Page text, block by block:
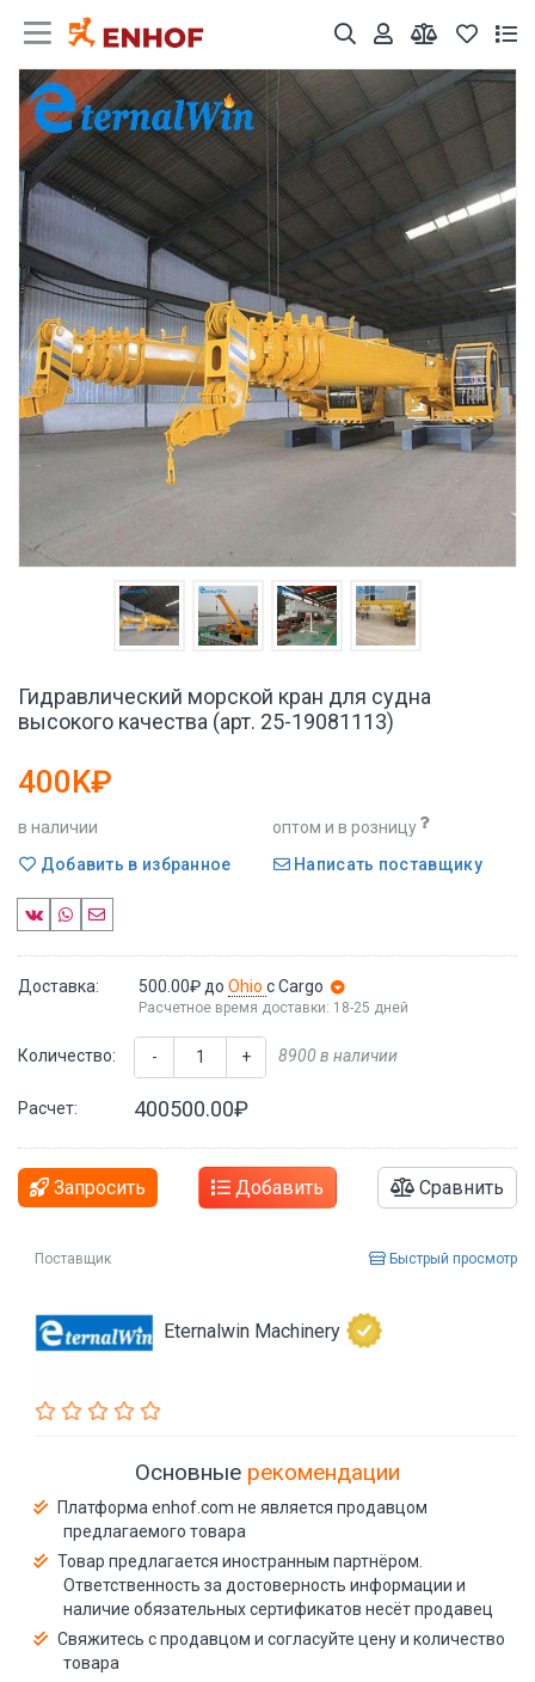
Гидравлический морской кран для судна
высокого качества (арт. 25-19081113)
400K₽
в наличии
оптом и в розницу
Добавить в избранное
Написать поставщику
Доставка: 500.00₽ до Ohio с Cargo
Расчетное время доставки: 18-25 дней
Количество: - + 8900 в наличии
Расчет: 400500.00₽
Запросить Добавить Сравнить
Поставщик Быстрый просмотр
Eternalwin Machinery
Основные рекомендации
Платформа enhof.com не является продавцом
предлагаемого товара
Товар предлагается иностранным партнёром.
Ответственность за достоверность информации и
наличие обязательных сертификатов несёт продавец
Свяжитесь с продавцом и согласуйте цену и количество
товара